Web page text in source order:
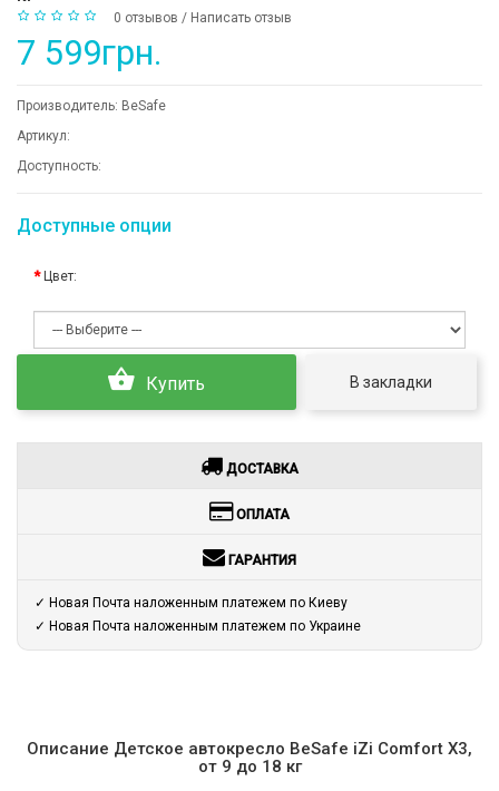
0 отзывов / Написать отзыв
7 599грн.
Производитель: BeSafe
Артикул:
Доступность:
Доступные опции
Цвет:
Купить В закладки
ДОСТАВКА
ОПЛАТА
ГАРАНТИЯ
✓ Новая Почта наложенным платежем по Киеву
✓ Новая Почта наложенным платежем по Украине
Описание Детское автокресло BeSafe iZi Comfort X3,
от 9 до 18 кг